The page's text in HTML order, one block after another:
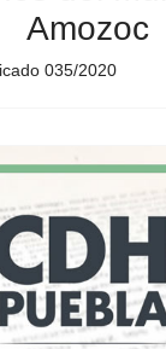
Amozoc
035/2020